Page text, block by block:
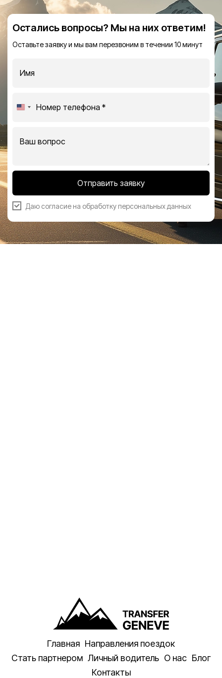
Остались вопросы? Мы на них ответим!
Оставьте заявку и мы вам перезвоним в течении 10 минут
United
Отправить заявку
Даю согласие на обработку персональных данных
Главная Направления поездок
Стать партнером Личный водитель О нас Блог
Контакты